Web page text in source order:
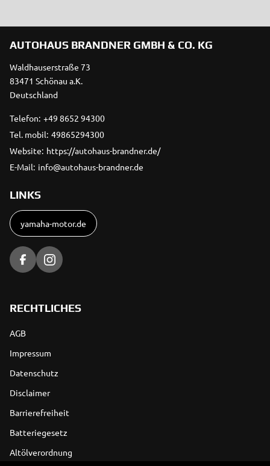
AUTOHAUS BRANDNER GMBH & CO. KG
Waldhauserstraße 73
83471 Schönau a.K.
Deutschland
Telefon: +49 8652 94300
Tel. mobil: 49865294300
Website: https://autohaus-brandner.de/
E-Mail: info@autohaus-brandner.de
LINKS
yamaha-motor.de
RECHTLICHES
AGB
Impressum
Datenschutz
Disclaimer
Barrierefreiheit
Batteriegesetz
Altölverordnung